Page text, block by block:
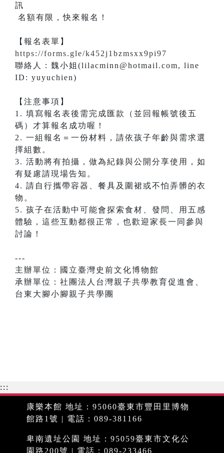
名額有限，快來報名！
【報名表單】
https://forms.gle/k452j1bzmsxx9pi97
​聯絡人：魏小姐(lilacminn@hotmail.com, line
ID: yuyuchien)
【注意事項】
1. 填寫報名表後需完成匯款（並回報帳號後五
碼）才算報名成功喔！
2. 一組報名＝一份材料，請依孩子年齡與需求選
擇組數。
3. 活動將有拍攝，做為紀錄與公開分享使用，如
有疑慮請現場告知。
4. 請自行攜帶容器、餐具及圍裙或不怕弄髒的衣
物。
5. 孩子在活動中可能會探索食材、發問、用五感
體驗，這些互動都很正常，也歡迎家長一同參與
討論！
---
主辦單位：國立臺灣史前文化博物館
承辦單位：社團法人台灣親子共學教育促進會、
台東大腳小腳親子共學團
:::
康樂本館 地址：95060臺東市豐田里博物
館路1號 | 電話：089-381166
卑南遺址公園 地址：95059臺東市文化公
園路200號 | 電話：089-233466